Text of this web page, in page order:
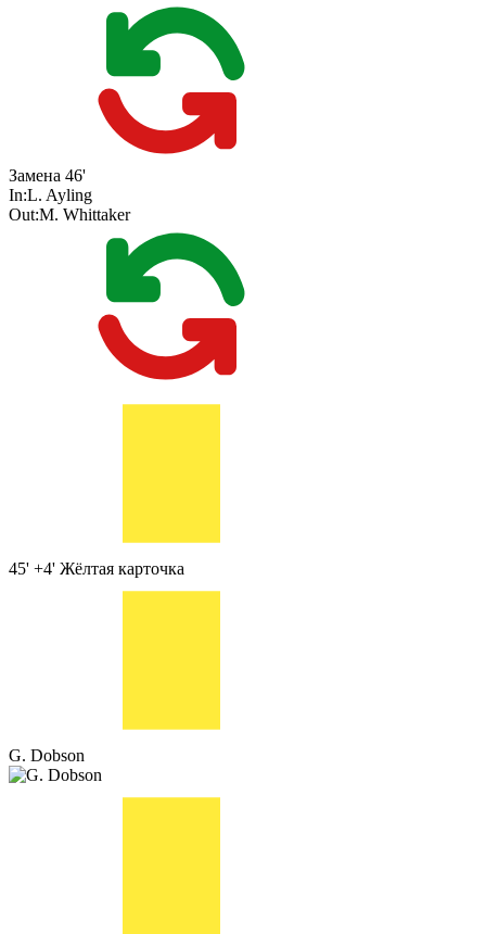
Замена 46'
In:L. Ayling
Out:M. Whittaker
45' +4' Жёлтая карточка
G. Dobson